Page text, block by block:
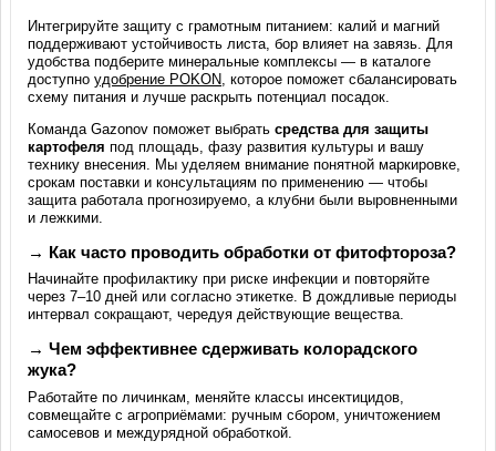
Интегрируйте защиту с грамотным питанием: калий и магний
поддерживают устойчивость листа, бор влияет на завязь. Для
удобства подберите минеральные комплексы — в каталоге
доступноудобрение POKON , которое поможет сбалансировать
схему питания и лучше раскрыть потенциал посадок.
Команда Gazonov поможет выбратьсредства для защиты
картофеля под площадь, фазу развития культуры и вашу
технику внесения. Мы уделяем внимание понятной маркировке,
срокам поставки и консультациям по применению — чтобы
защита работала прогнозируемо, а клубни были выровненными
и лежкими.
→ Как часто проводить обработки от фитофтороза?
Начинайте профилактику при риске инфекции и повторяйте
через 7–10 дней или согласно этикетке. В дождливые периоды
интервал сокращают, чередуя действующие вещества.
→ Чем эффективнее сдерживать колорадского
жука?
Работайте по личинкам, меняйте классы инсектицидов,
совмещайте с агроприёмами: ручным сбором, уничтожением
самосевов и междурядной обработкой.